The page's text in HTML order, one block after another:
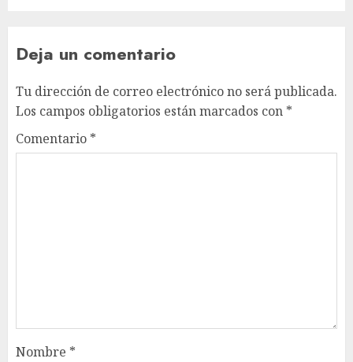
Deja un comentario
Tu dirección de correo electrónico no será publicada.
Los campos obligatorios están marcados con *
Comentario *
Nombre *